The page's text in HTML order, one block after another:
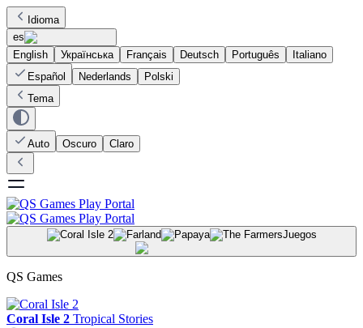
Idioma
es
English
Українська Français Deutsch Português
Italiano
Español
Nederlands
Polski
Tema
Auto Oscuro Claro
Juegos
QS Games
Coral Isle 2 Tropical Stories